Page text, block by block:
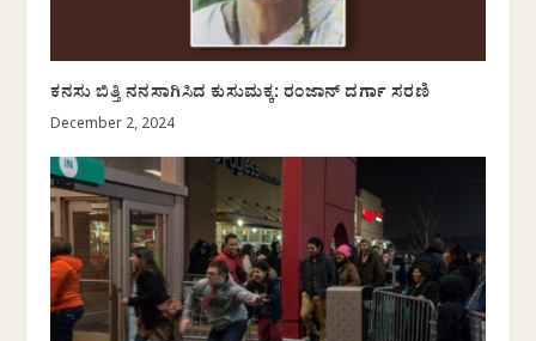
ಕನಸು ಬಿತ್ತಿ ನನಸಾಗಿಸಿದ ಕುಸುಮಕ್ಕ: ರಂಜಾನ್‌ ದರ್ಗಾ ಸರಣಿ
December 2, 2024